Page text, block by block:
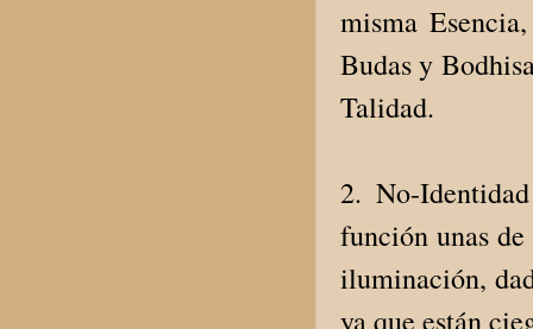
misma
Budas y
Talidad.
2. No-
función unas
iluminación,
ya que están